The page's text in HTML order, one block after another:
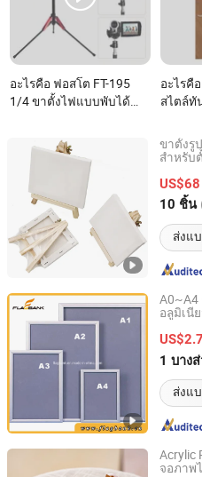
อะไรคือ ฟอสโต FT-195
1/4 ขาตั้งไฟแบบพับได้
แสงไฟซอฟต์บ็อกซ์ วิดีโอ
แฟลช ร่ม ยูทูบ
อะไรคื
สไตล์ทั
ขาตั้งรู
สำหรับ
US$68
10 ชิ้น
ส่งแ
Shuifu Huiyang Agricultural
Yunnan, China อั
อลูมิเนี
1 บาง
ส่งแ
Suzhou Flagbank Display Co.,
Jiangsu, China อั
Acrylic
จอภาพ